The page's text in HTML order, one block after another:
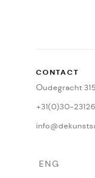
CONTACT
Oudegracht
+31(0)30-
ENG